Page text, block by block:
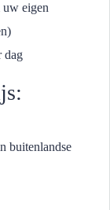
uw eigen
dag
buitenlandse